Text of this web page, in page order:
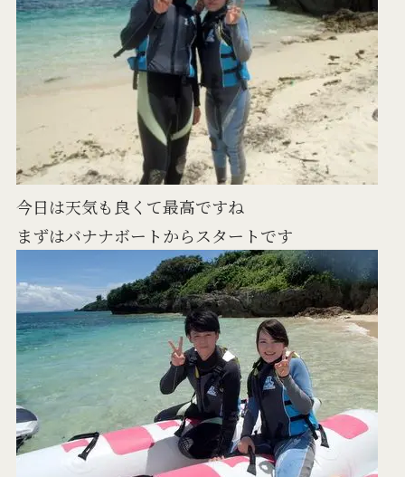
今日は天気も良くて最高ですね
まずはバナナボートからスタートです